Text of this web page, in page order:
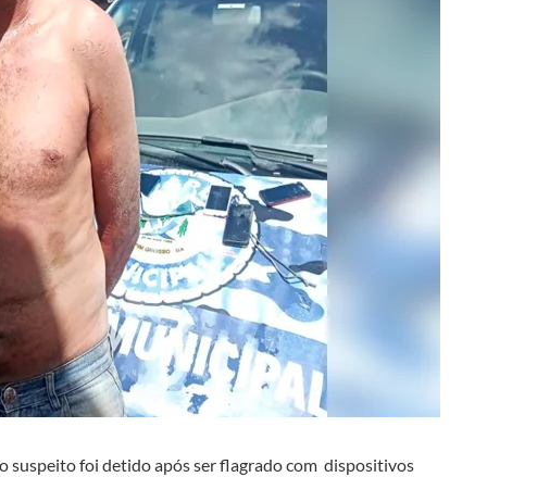
suspeito foi detido após ser flagrado com dispositivos